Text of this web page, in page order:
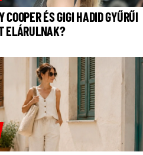
COOPER ÉS GIGI HADID GYŰRŰI
ELÁRULNAK?